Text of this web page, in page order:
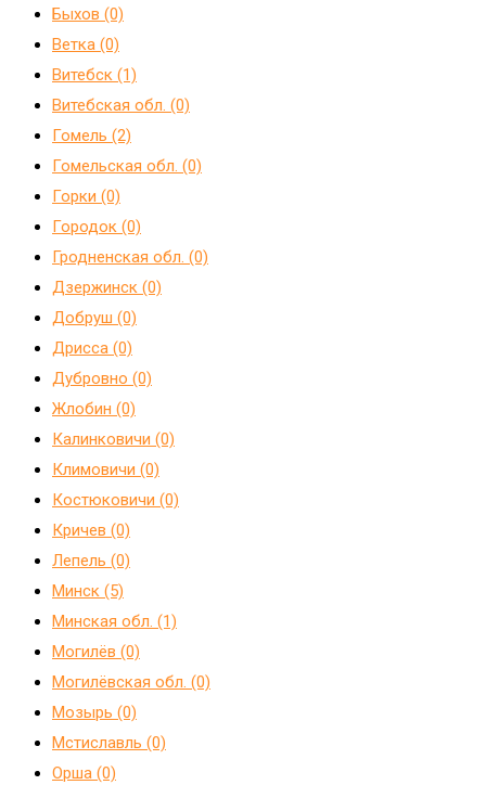
Быхов (0)
Ветка (0)
Витебск (1)
Витебская обл. (0)
Гомель (2)
Гомельская обл. (0)
Горки (0)
Городок (0)
Гродненская обл. (0)
Дзержинск (0)
Добруш (0)
Дрисса (0)
Дубровно (0)
Жлобин (0)
Калинковичи (0)
Климовичи (0)
Костюковичи (0)
Кричев (0)
Лепель (0)
Минск (5)
Минская обл. (1)
Могилёв (0)
Могилёвская обл. (0)
Мозырь (0)
Мстиславль (0)
Орша (0)